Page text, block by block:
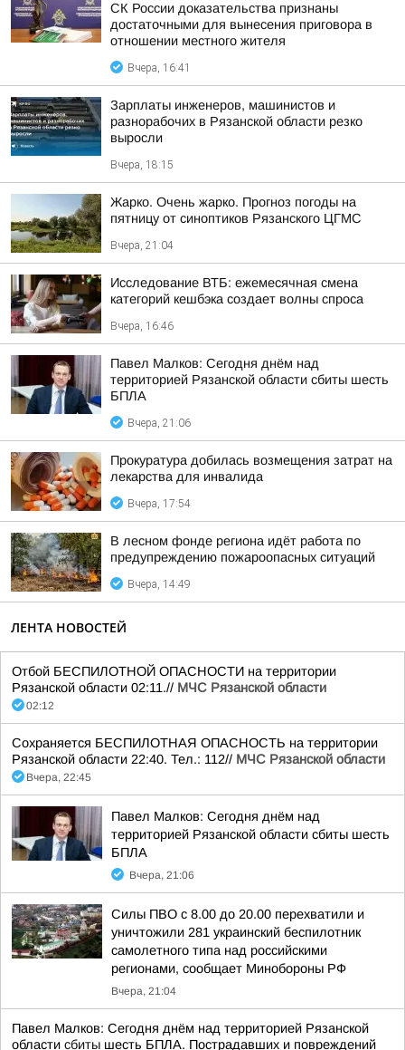
СК России доказательства признаны
достаточными для вынесения приговора в
отношении местного жителя
Вчера, 16:41
Зарплаты инженеров, машинистов и
разнорабочих в Рязанской области резко
выросли
Вчера, 18:15
Жарко. Очень жарко. Прогноз погоды на
пятницу от синоптиков Рязанского ЦГМС
Вчера, 21:04
Исследование ВТБ: ежемесячная смена
категорий кешбэка создает волны спроса
Вчера, 16:46
Павел Малков: Сегодня днём над
территорией Рязанской области сбиты шесть
БПЛА
Вчера, 21:06
Прокуратура добилась возмещения затрат на
лекарства для инвалида
Вчера, 17:54
В лесном фонде региона идёт работа по
предупреждению пожароопасных ситуаций
Вчера, 14:49
ЛЕНТА НОВОСТЕЙ
Отбой БЕСПИЛОТНОЙ ОПАСНОСТИ на территории
Рязанской области 02:11.// МЧС Рязанской области
02:12
Сохраняется БЕСПИЛОТНАЯ ОПАСНОСТЬ на территории
Рязанской области 22:40. Тел.: 112// МЧС Рязанской области
Вчера, 22:45
Павел Малков: Сегодня днём над
территорией Рязанской области сбиты шесть
БПЛА
Вчера, 21:06
Силы ПВО с 8.00 до 20.00 перехватили и
уничтожили 281 украинский беспилотник
самолетного типа над российскими
регионами, сообщает Минобороны РФ
Вчера, 21:04
Павел Малков: Сегодня днём над территорией Рязанской
области сбиты шесть БПЛА. Пострадавших и повреждений